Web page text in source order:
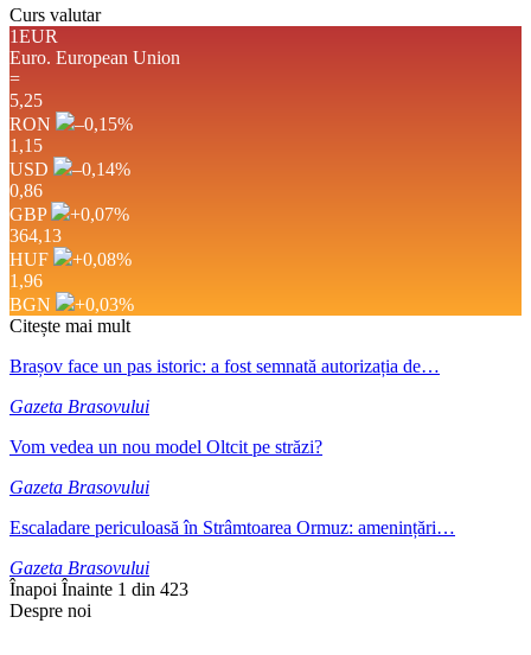
Curs valutar
1EUR
Euro. European Union
=
5,25
RON
–0,15%
1,15
USD
–0,14%
0,86
GBP
+0,07%
364,13
HUF
+0,08%
1,96
BGN
+0,03%
Citește mai mult
Brașov face un pas istoric: a fost semnată autorizația de…
Gazeta Brasovului
Vom vedea un nou model Oltcit pe străzi?
Gazeta Brasovului
Escaladare periculoasă în Strâmtoarea Ormuz: amenințări…
Gazeta Brasovului
Înapoi Înainte 1 din 423
Despre noi